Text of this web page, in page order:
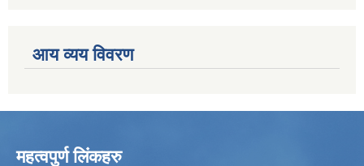
आय व्यय विवरण
महत्वपुर्ण लिंकहरु